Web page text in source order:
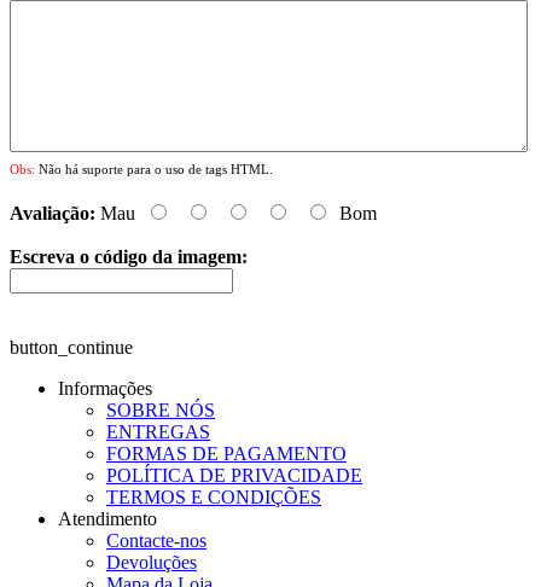
Obs: Não há suporte para o uso de tags HTML.
Avaliação: Mau Bom
Escreva o código da imagem:
button_continue
Informações
SOBRE NÓS
ENTREGAS
FORMAS DE PAGAMENTO
POLÍTICA DE PRIVACIDADE
TERMOS E CONDIÇÕES
Atendimento
Contacte-nos
Devoluções